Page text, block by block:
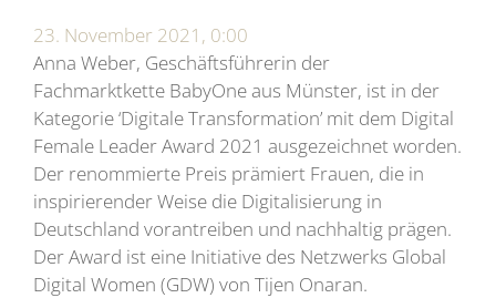
23. November 2021, 0:00
Anna Weber, Geschäftsführerin der
Fachmarktkette BabyOne aus Münster, ist in der
Kategorie ‘Digitale Transformation’ mit dem Digital
Female Leader Award 2021 ausgezeichnet worden.
Der renommierte Preis prämiert Frauen, die in
inspirierender Weise die Digitalisierung in
Deutschland vorantreiben und nachhaltig prägen.
Der Award ist eine Initiative des Netzwerks Global
Digital Women (GDW) von Tijen Onaran.